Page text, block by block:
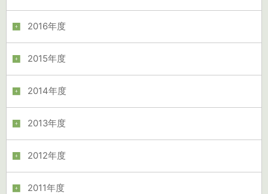
2016年度
2015年度
2014年度
2013年度
2012年度
2011年度